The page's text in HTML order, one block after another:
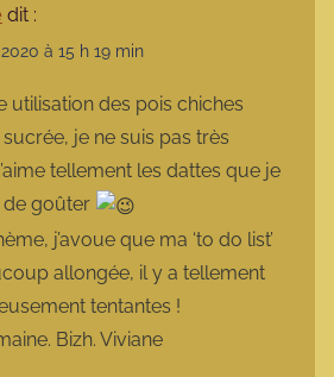
dit :
à 15 h 19 min
utilisation des pois chiches
je ne suis pas très
tellement les dattes que je
de goûter
j’avoue que ma ‘to do list’
allongée, il y a tellement
tentantes !
Bizh. Viviane